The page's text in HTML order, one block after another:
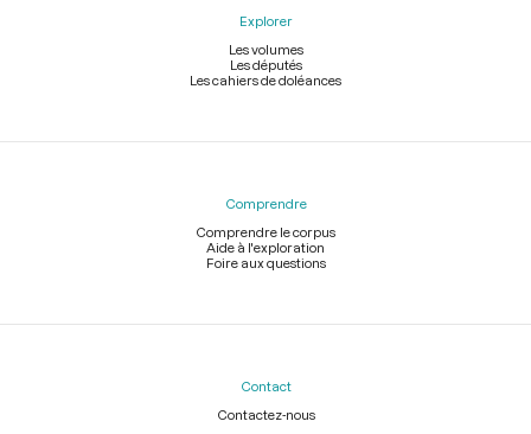
Explorer
Les volumes
Les députés
Les cahiers de doléances
Comprendre
Comprendre le corpus
Aide à l'exploration
Foire aux questions
Contact
Contactez-nous